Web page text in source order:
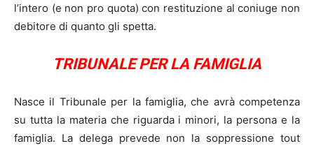
l’intero (e non pro quota) con restituzione al coniuge non
debitore di quanto gli spetta.
TRIBUNALE PER LA FAMIGLIA
Nasce il Tribunale per la famiglia, che avrà competenza
su tutta la materia che riguarda i minori, la persona e la
famiglia. La delega prevede non la soppressione tout